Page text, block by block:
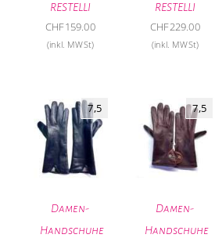
RESTELLI
CHF159.00
(inkl. MWSt)
RESTELLI
CHF229.00
(inkl. MWSt)
Damen-
Handschuhe
7,5
Damen-
Handschuhe
7,5